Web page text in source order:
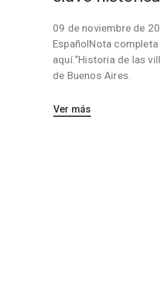
09 de noviembre de
EspañolNota
aquí.“Historia de las
de Buenos Aires.
Ver más